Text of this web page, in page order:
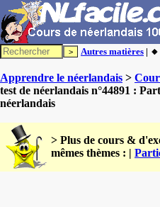
Autres matières | 🔸
Apprendre le néerlandais >
test de néerlandais n°44891 :
néerlandais
> Plus de cours &
mêmes thèmes : |